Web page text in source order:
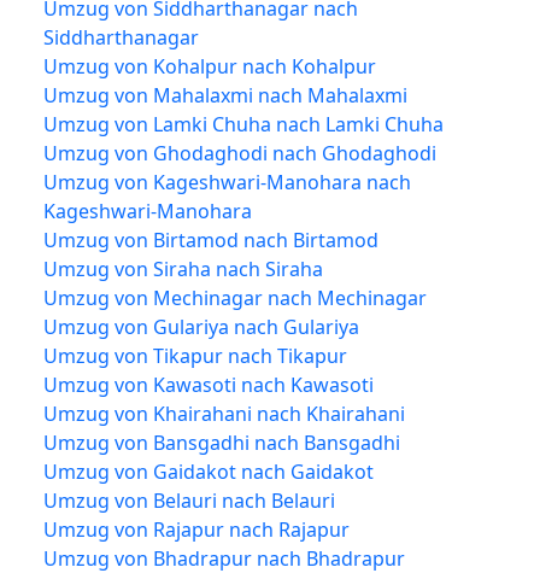
Umzug von Siddharthanagar nach
Siddharthanagar
Umzug von Kohalpur nach Kohalpur
Umzug von Mahalaxmi nach Mahalaxmi
Umzug von Lamki Chuha nach Lamki Chuha
Umzug von Ghodaghodi nach Ghodaghodi
Umzug von Kageshwari-Manohara nach
Kageshwari-Manohara
Umzug von Birtamod nach Birtamod
Umzug von Siraha nach Siraha
Umzug von Mechinagar nach Mechinagar
Umzug von Gulariya nach Gulariya
Umzug von Tikapur nach Tikapur
Umzug von Kawasoti nach Kawasoti
Umzug von Khairahani nach Khairahani
Umzug von Bansgadhi nach Bansgadhi
Umzug von Gaidakot nach Gaidakot
Umzug von Belauri nach Belauri
Umzug von Rajapur nach Rajapur
Umzug von Bhadrapur nach Bhadrapur